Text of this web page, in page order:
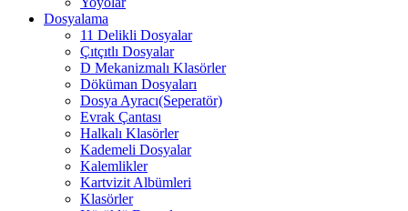
Dosyalama
11 Delikli Dosyalar
Çıtçıtlı Dosyalar
D Mekanizmalı Klasörler
Döküman Dosyaları
Dosya Ayracı(Seperatör)
Evrak Çantası
Halkalı Klasörler
Kademeli Dosyalar
Kalemlikler
Kartvizit Albümleri
Klasörler